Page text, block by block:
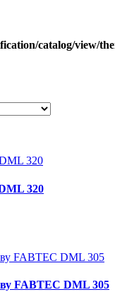
catalog/view/
320
FABTEC DML 305